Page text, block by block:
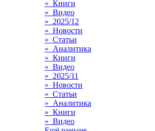
» Книги
» Видео
» 2025/12
» Новости
» Статьи
» Аналитика
» Книги
» Видео
» 2025/11
» Новости
» Статьи
» Аналитика
» Книги
» Видео